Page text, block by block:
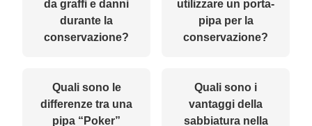
da graffi e danni
durante la
conservazione?
utilizzare un porta-
pipa per la
conservazione?
Quali sono le
differenze tra una
pipa “Poker”
Quali sono i
vantaggi della
sabbiatura nella